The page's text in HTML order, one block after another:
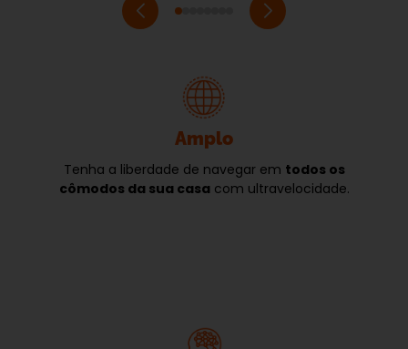
Amplo
Tenha a liberdade de navegar em todos os
cômodos da sua casa com ultravelocidade.